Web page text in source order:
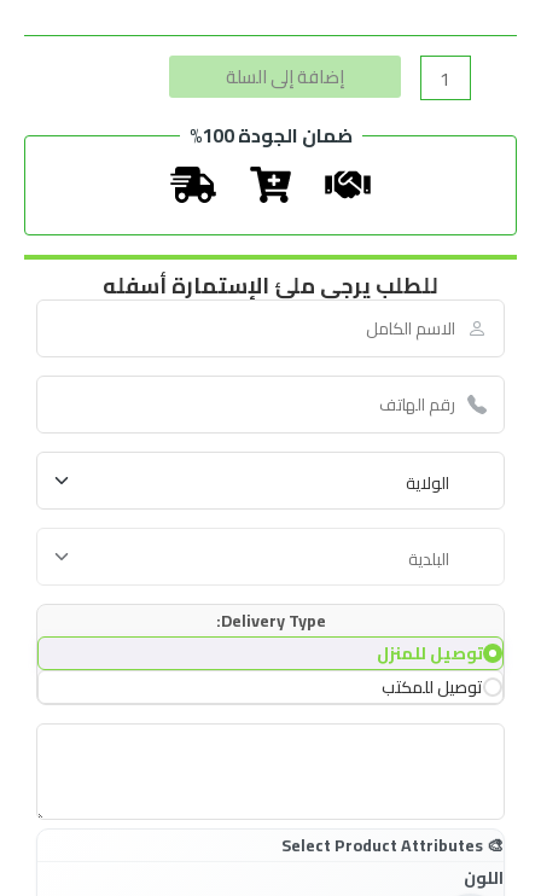
إضافة إلى السلة
ضمان الجودة 100%
للطلب يرجى ملئ الإستمارة أسفله
Delivery Type:
توصيل للمنزل
توصيل للمكتب
اللون